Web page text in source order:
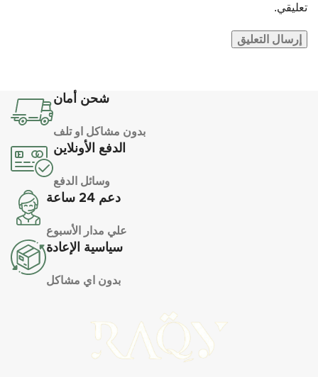
تعليقي.
شحن أمان
بدون مشاكل او تلف
الدفع الأونلاين
وسائل الدفع
دعم 24 ساعة
علي مدار الأسبوع
سياسية الإعادة
بدون اي مشاكل